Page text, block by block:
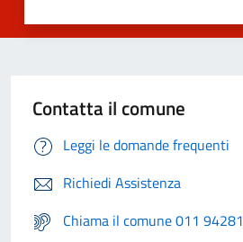
Contatta il comune
Leggi le domande frequenti
Richiedi Assistenza
Chiama il comune 011 94281